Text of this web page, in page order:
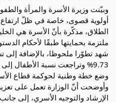
وبيّنت وزيرة الأسرة والمرأة
أولوية قصوى، خاصة في ظلّ
الطلاق، مذكّرة بأنّ الأسرة هي
ملتزمة بحمايتها طبقًا لأحكام
شهد تطوّرا ملحوظا، بالإضافة
وضع خطة وطنية لحوكمة قطاع
وأوضحت أنّ الوزارة تعمل على
الإرشاد والتوجيه الأسري، إلى